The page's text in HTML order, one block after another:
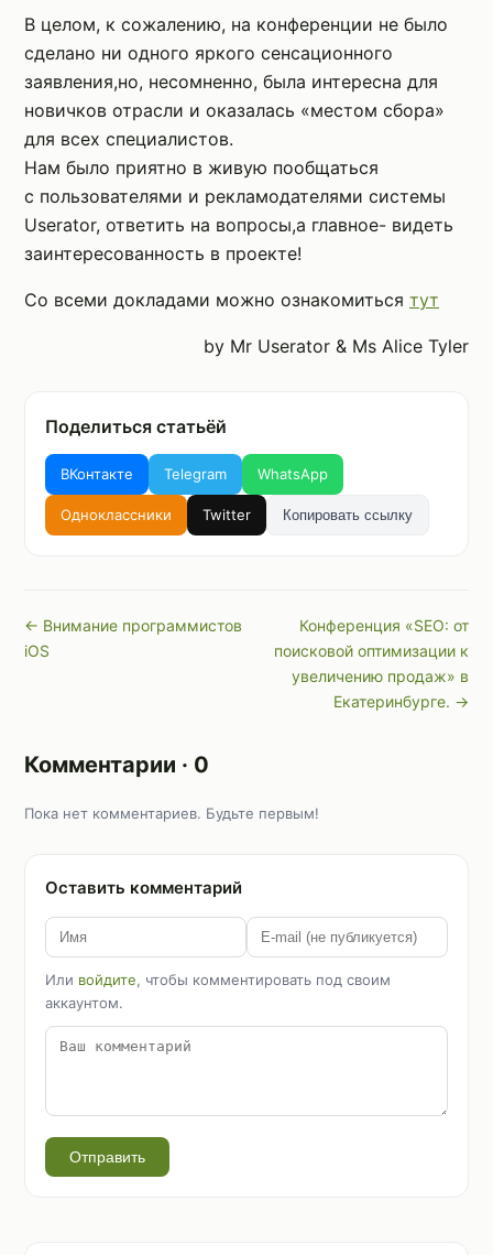
В целом, к сожалению, на конференции не было
сделано ни одного яркого сенсационного
заявления,но, несомненно, была интересна для
новичков отрасли и оказалась «местом сбора»
для всех специалистов.
Нам было приятно в живую пообщаться
с пользователями и рекламодателями системы
Userator, ответить на вопросы,а главное- видеть
заинтересованность в проекте!
Со всеми докладами можно ознакомиться тут
by Mr Userator & Ms Alice Tyler
Поделиться статьёй
ВКонтакте Telegram WhatsApp
Одноклассники Twitter Копировать ссылку
← Внимание программистов
iOS
Конференция «SEO: от
поисковой оптимизации к
увеличению продаж» в
Екатеринбурге. →
Комментарии · 0
Пока нет комментариев. Будьте первым!
Оставить комментарий
Или войдите, чтобы комментировать под своим
аккаунтом.
Отправить